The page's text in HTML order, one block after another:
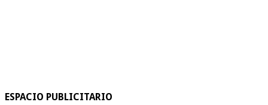
ESPACIO PUBLICITARIO